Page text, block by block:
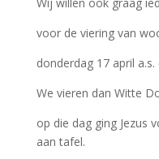
voor de viering van
donderdag 17 april
We vieren dan Witte
op die dag ging Jezus
aan tafel.